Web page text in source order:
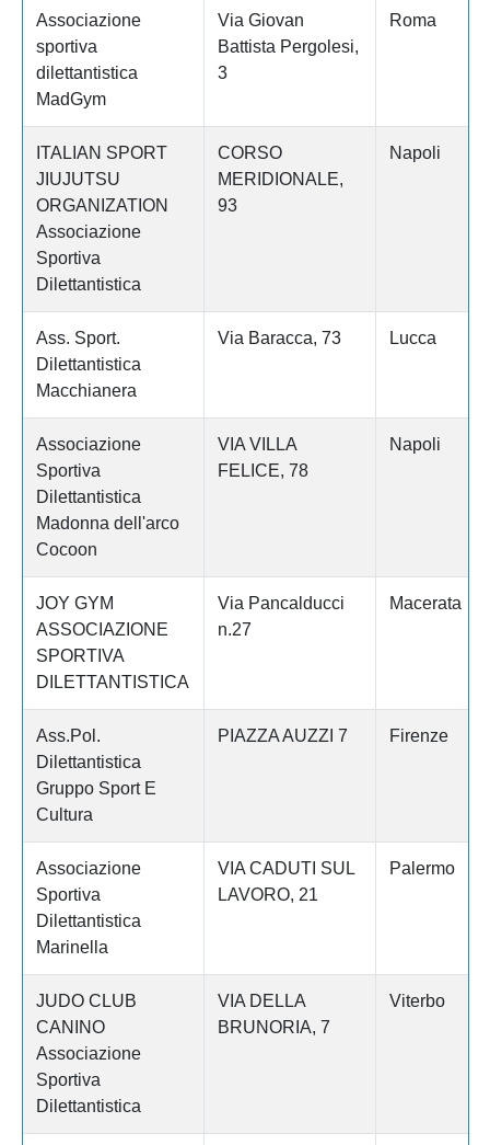
Associazione
sportiva
dilettantistica
MadGym
Via Giovan
Battista Pergolesi,
3
Roma
ITALIAN SPORT
JIUJUTSU
ORGANIZATION
Associazione
Sportiva
Dilettantistica
CORSO
MERIDIONALE,
93
Napoli
Ass. Sport.
Dilettantistica
Macchianera
Via Baracca, 73 Lucca
Associazione
Sportiva
Dilettantistica
Madonna dell'arco
Cocoon
VIA VILLA
FELICE, 78
Napoli
JOY GYM
ASSOCIAZIONE
SPORTIVA
DILETTANTISTICA
Via Pancalducci
n.27
Macerata
Ass.Pol.
Dilettantistica
Gruppo Sport E
Cultura
PIAZZA AUZZI 7 Firenze
Associazione
Sportiva
Dilettantistica
Marinella
VIA CADUTI SUL
LAVORO, 21
Palermo
JUDO CLUB
CANINO
Associazione
Sportiva
Dilettantistica
VIA DELLA
BRUNORIA, 7
Viterbo